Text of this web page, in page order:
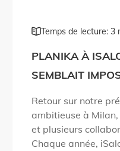
Temps de lecture: 3
PLANIKA À
SEMBLAIT
DESIGN DU FEU
Retour sur notre
ambitieuse à
et plusieurs
Chaque année,